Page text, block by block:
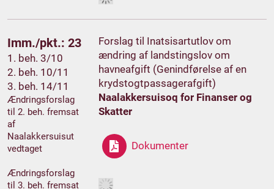
Imm./pkt.: 23
1. beh. 3/10
2. beh. 10/11
3. beh. 14/11
Ændringsforslag
til 2. beh. fremsat
af
Naalakkersuisut
vedtaget
Ændringsforslag
til 3. beh. fremsat
Forslag til Inatsisartutlov om
ændring af landstingslov om
havneafgift (Genindførelse af en
krydstogtpassagerafgift)
Naalakkersuisoq for Finanser og
Skatter
Dokumenter